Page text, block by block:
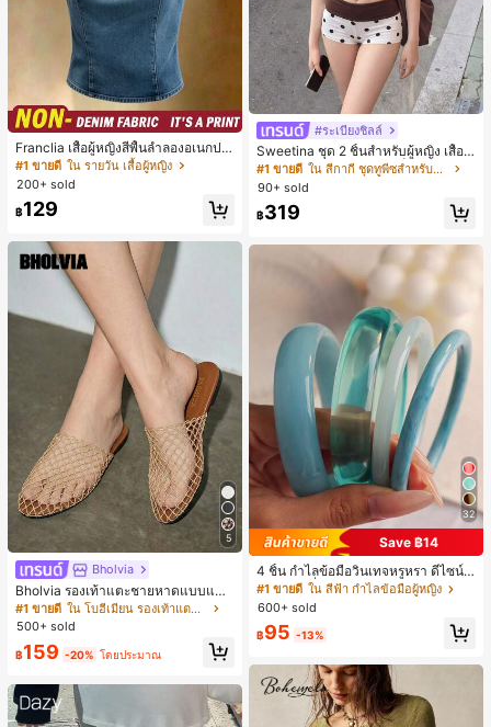
Franclia เสื้อผู้หญิงสีพื้นลำลองอเนกปร
ะสงค์สำหรับใส่ประจำวัน
#1 ขายดี ใน รายวัน เสื้อผู้หญิง
เกือบหมดแล้ว!
#1 ขายดี ใน รายวัน เสื้อผู้หญิง
เกือบหมดแล้ว!
#1 ขายดี ใน รายวัน เสื้อผู้หญิง
เกือบหมดแล้ว!
#1 ขายดี
200+ sold
฿129
5
Bholvia
Bholvia รองเท้าแตะชายหาดแบบแบน
สบาย ๆ ลายฉลุมาใหม่สำหรับผู้หญิง
#1 ขายดี
ใน โบฮีเมียน รองเท้าแตะผู้หญิง
500+ sold
฿159 -20% โดยประมาณ
#ระเบียงชิลล์
Sweetina ชุด 2 ชิ้นสำหรับผู้หญิง เสื้อก
ล้ามเข้ารูปพิมพ์ลายจุดสีบล็อกหลังเปิด
และกางเกงขาสั้นเอวพับ
#1 ขายดี
เกือบหมดแล้ว!
#1 ขายดี
ใน สีกากี ชุดทูพีซสำหรับผู้หญิง
เกือบหมดแล้ว!
#1 ขายดี
ใน สีกากี ชุดทูพีซสำหรับผู้หญิง
เกือบหมดแล้ว!
#1 ขายดี
90+ sold
฿319
32
Save ฿14
4 ชิ้น กำไลข้อมือวินเทจหรูหรา ดีไซน์มิ
นิมอลแฟชั่น เหมาะสำหรับใส่ในชีวิตปร
ะจำวัน อะคริลิก เหมาะสำหรับใส่ในชีวิ
ตประจำวันและงานปาร์ตี้ ของขวัญสำห
รับผู้หญิง
#1 ขายดี ใน สีฟ้า กำไลข้อมือผู้หญิง
600+ sold
฿95 -13%